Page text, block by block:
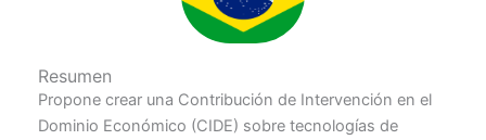
Resumen
Propone crear una Contribución de Intervención en el
Dominio Económico (CIDE) sobre tecnologías de